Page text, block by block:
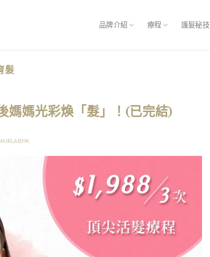
品牌介紹 療程 護髮秘技
髮
媽媽光彩煥「髮」！(已完結)